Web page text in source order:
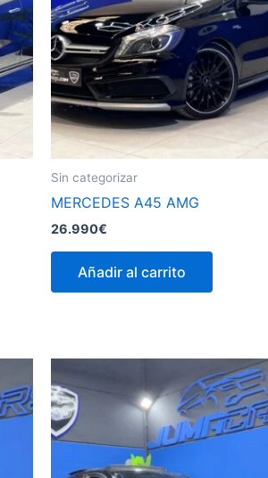
Sin categorizar
MERCEDES A45 AMG
26.990€
Añadir al carrito